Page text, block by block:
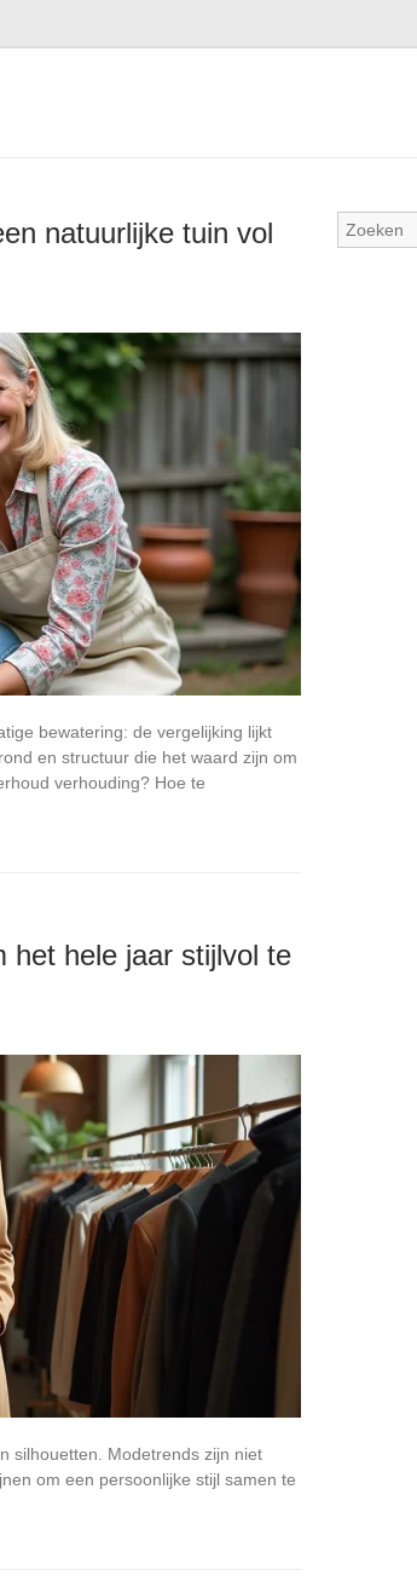
natuurlijke tuin vol
bewatering: de vergelijking lijkt
en structuur die het waard zijn om
verhouding? Hoe te
het hele jaar stijlvol te
silhouetten. Modetrends zijn niet
om een persoonlijke stijl samen te